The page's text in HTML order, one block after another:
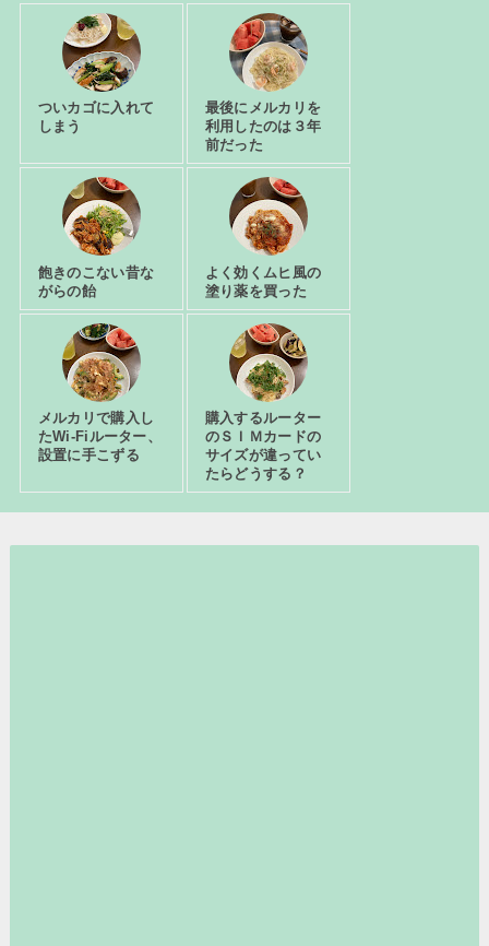
ついカゴに入れて
しまう
最後にメルカリを
利用したのは３年
前だった
飽きのこない昔な
がらの飴
よく効くムヒ風の
塗り薬を買った
メルカリで購入し
たWi-Fiルーター、
設置に手こずる
購入するルーター
のＳＩＭカードの
サイズが違ってい
たらどうする？